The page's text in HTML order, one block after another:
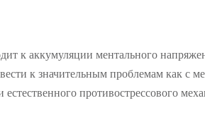
к аккумуляции ментального
к значительным проблемам как с
противострессового